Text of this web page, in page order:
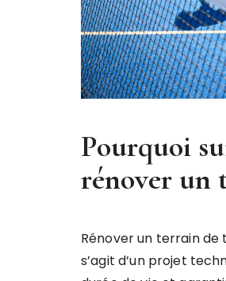
Pourquoi
rénover un
Rénover un terrain
s’agit d’un projet